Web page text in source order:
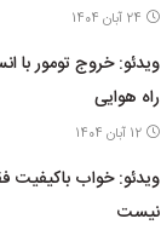
24 آبان 1404
ویدئو: خروج تومور با
راه هوایی
12 آبان 1404
ویدئو: خواب باکیفیت
نیست